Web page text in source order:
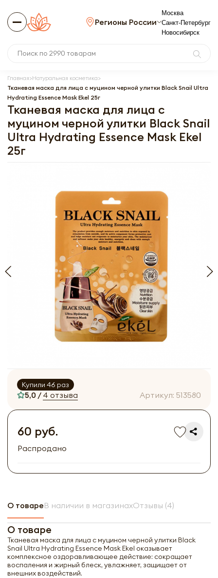
Регионы России
Москва
Санкт-Петербург
Новосибирск
Главная Натуральная косметика
Тканевая маска для лица с муцином черной улитки Black Snail Ultra
Hydrating Essence Mask Ekel 25г
Тканевая маска для лица с
муцином черной улитки Black Snail
Ultra Hydrating Essence Mask Ekel
25г
Купили 46 раз
5,0 / 4 отзыва Артикул: 513580
60 руб.
Распродано
О товареВ наличии в магазинахОтзывы (4)
О товаре
Тканевая маска для лица с муцином черной улитки Black
Snail Ultra Hydrating Essence Mask Ekel оказывает
комплексное оздоравливающее действие: сокращает
воспаления и жирный блеск, увлажняет, защищает от
внешних воздействий.